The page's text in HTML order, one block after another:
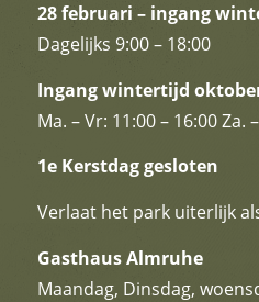
28 februari – ingang
Dagelijks 9:00 – 18:00
Ingang wintertijd
Ma. – Vr: 11:00 – 16:00 Za.
1e Kerstdag gesloten
Verlaat het park uiterlijk
Gasthaus Almruhe
Maandag, Dinsdag,